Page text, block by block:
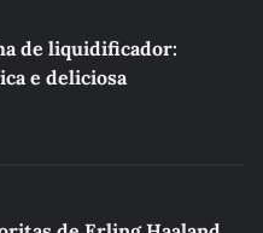
de liquidificador:
e deliciosa